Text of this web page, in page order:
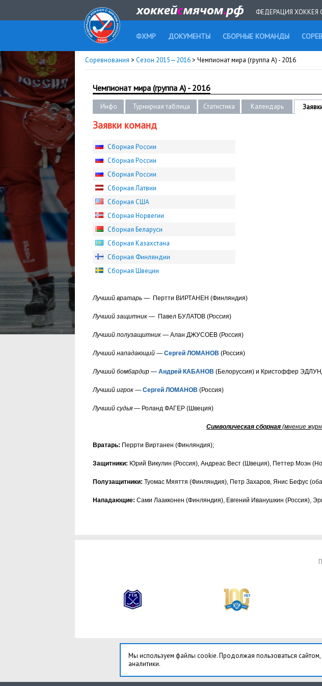
ФЕДЕРАЦИЯ
ФХМР ДОКУМЕНТЫ СБОРНЫЕ КОМАНДЫ
Соревнования > Сезон 2015—2016> Чемпионат мира (группа А) - 2016
Чемпионат мира (группа А) - 2016
Инфо Турнирная таблица Статистика Календарь
Заявки команд
Сборная России
Сборная России
Сборная России
Сборная Латвии
Сборная США
Сборная Норвегии
Сборная Беларуси
Сборная Казахстана
Сборная Финляндии
Сборная Швеции
Лучший вратарь — Пертти ВИРТАНЕН (Финляндия)
Лучший защитник — Павел БУЛАТОВ (Россия)
Лучший полузащитник — Алан ДЖУСОЕВ (Россия)
Лучший нападающий — Сергей ЛОМАНОВ (Россия)
Лучший бомбардир — Андрей КАБАНОВ (Белоруссия) и Кристоффер
Лучший игрок — Сергей ЛОМАНОВ (Россия)
Лучший судья — Роланд ФАГЕР (Швеция)
Символическая сборная (мнение
Вратарь: Перрти Виртанен (Финляндия);
Защитники: Юрий Викулин (Россия), Андреас Вест (Швеция), Петтер Моэн
Полузащитники: Туомас Мяяття (Финляндия), Петр Захаров, Янис Бефус
Нападающие: Сами Лаакконен (Финляндия), Евгений Иванушкин (Россия),
Мы используем файлы cookie. Продолжая пользоваться
аналитики.